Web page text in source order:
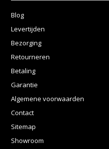
Blog
Levertijden
Bezorging
Retourneren
Betaling
Garantie
Algemene voorwaarden
Contact
Sitemap
Showroom